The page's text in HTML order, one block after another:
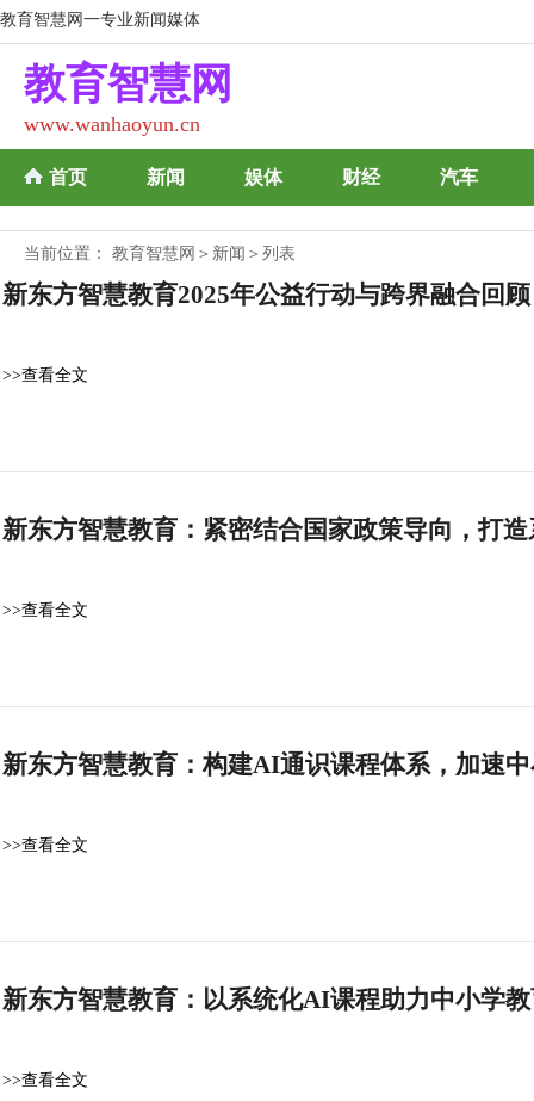
教育智慧网一专业新闻媒体
教育智慧网
www.wanhaoyun.cn
首页 新闻 娱体 财经 汽车
当前位置： 教育智慧网 ＞ 新闻 ＞列表
新东方智慧教育2025年公益行动与跨界融合回顾
>>查看全文
新东方智慧教育：紧密结合国家政策导向，打
>>查看全文
新东方智慧教育：构建AI通识课程体系，加速
>>查看全文
新东方智慧教育：以系统化AI课程助力中小学
>>查看全文